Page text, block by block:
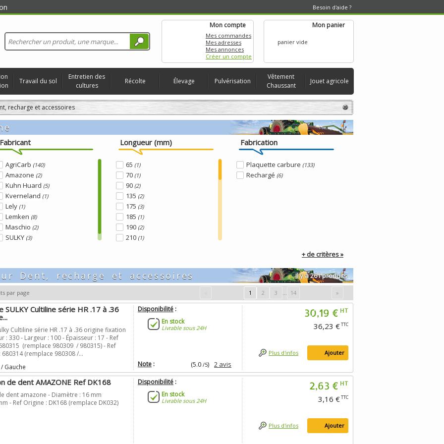
Besoin d'aide ?
Mon compte
Mes commandes
Mes adresses
Mes annonces
Créer un compte
Mon panier
panier vide
Travail du sol
Entretien des
cultures
Récolte Élevage Pulvérisation
Vêtement
Chaussant
Jouet agricole
recharge et accessoires
Fabricant
AgriCarb (140)
Amazone (2)
Kuhn Huard (5)
Kverneland (1)
Lely (1)
Lemken (8)
Maschio (2)
SULKY (3)
Longueur (mm)
65 (1)
70 (1)
90 (2)
135 (2)
175 (3)
185 (1)
190 (2)
210 (1)
275(1)
280 (5)
290(10)
300 (10)
305
310
315
320
325 (18)
330(14)
335 (1)
340
344.5 (2)
345
350
365
Fabrication
Plaquette carbure (133)
Rechargé (6)
8 (1)
12
14(11)
15 (29)
16
17(1)
18(48)
19(1)
30(2)
60(1)
40(3)
50
55(2)
(13)
(3)
(3)
(9)
(1)
(2)
75(1)
(2)
(1)
+ de critères »
Dent, recharge et accessoires Il y a 261 produits
1 2 3 ... 14 »
par page
SULKY Cultiline série HR .17 à .36
Cultiline série HR .17 à .36 origine fixation
: 330 - Largeur : 100 - Épaisseur : 17 - Ref
(remplace 980309 / 980315) - Ref
680314 (remplace 980308 /...
Gauche
Disponibilité :
En stock
Livrable sous 24H
Note : (5.0 /5) 2 avis
30,19 € HT
36,23 €TTC
Plus d'infos Ajouter
de dent AMAZONE Ref DK168
dent amazone - Diamètre : 16 mm
- Ref Origine : DK168 (remplace DK032)
Disponibilité :
En stock
Livrable sous 24H
2,63 € HT
3,16 €TTC
Plus d'infos Ajouter